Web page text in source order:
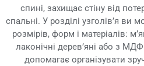
спині, захищає стіну від
спальні. У розділі узголів’я ви
розмірів, форм і матеріалів:
лаконічні дерев’яні або з
допомагає організувати